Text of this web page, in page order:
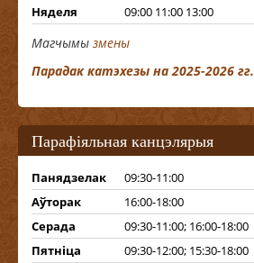
Няделя
09:00 11:00 13:00
Магчымы змены
Парадак катэхезы на 2025-2026 гг.
Парафіяльная канцэлярыя
Панядзелак
09:30-11:00
Аўторак
16:00-18:00
Серада
09:30-11:00; 16:00-18:00
Пятніца
09:30-12:00; 15:30-18:00